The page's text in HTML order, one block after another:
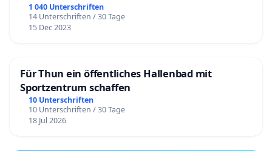
1 040 Unterschriften
14 Unterschriften / 30 Tage
15 Dec 2023
Für Thun ein öffentliches Hallenbad mit
Sportzentrum schaffen
10 Unterschriften
10 Unterschriften / 30 Tage
18 Jul 2026